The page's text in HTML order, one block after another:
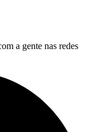
a gente nas redes